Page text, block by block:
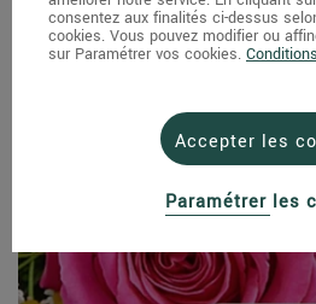
Bouquet de roses Marie
consentez aux finalités ci-dessus
cookies. Vous pouvez modifier ou
sur Paramétrer vos cookies.
Accepter les
Paramétrer les